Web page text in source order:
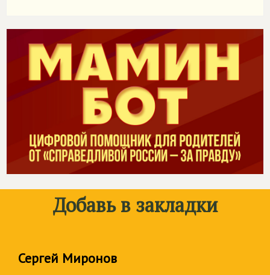
Добавь в закладки
Сергей Миронов